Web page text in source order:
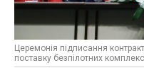
Церемонія підписання
поставку безпілотних